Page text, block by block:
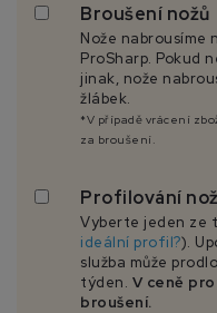
Broušení nožů
Nože nabrousíme
ProSharp. Pokud
jinak, nože
žlábek.
*V případě vrácení
za broušení.
Profilování
Vyberte jeden ze
ideální profil?).
služba může
týden. V ceně
broušení.